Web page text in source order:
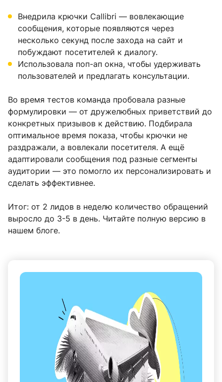
Внедрила крючки Callibri — вовлекающие
сообщения, которые появляются через
несколько секунд после захода на сайт и
побуждают посетителей к диалогу.
Использовала поп-ап окна, чтобы удерживать
пользователей и предлагать консультации.
Во время тестов команда пробовала разные
формулировки — от дружелюбных приветствий до
конкретных призывов к действию. Подбирала
оптимальное время показа, чтобы крючки не
раздражали, а вовлекали посетителя. А ещё
адаптировали сообщения под разные сегменты
аудитории — это помогло их персонализировать и
сделать эффективнее.
Итог: от 2 лидов в неделю количество обращений
выросло до 3-5 в день. Читайте полную версию в
нашем блоге.